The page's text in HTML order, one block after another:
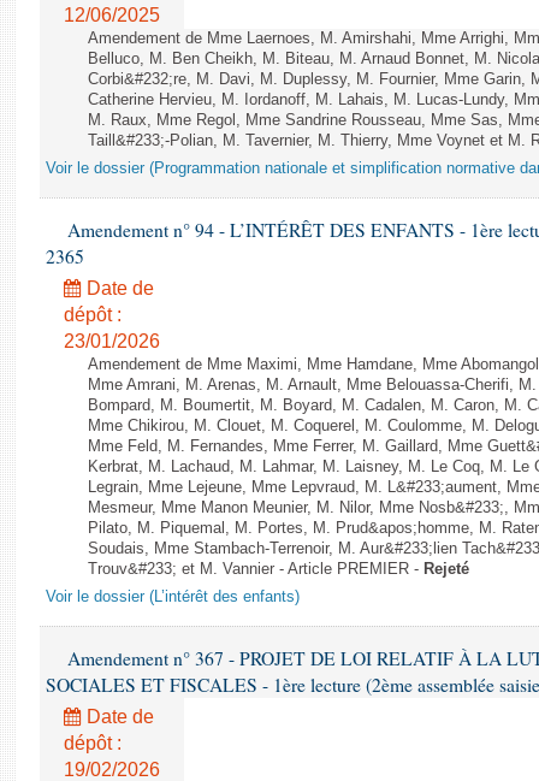
12/06/2025
Amendement de Mme Laernoes, M. Amirshahi, Mme Arrighi,
Belluco, M. Ben Cheikh, M. Biteau, M. Arnaud Bonnet, M.
Corbi&#232;re, M. Davi, M. Duplessy, M. Fournier, Mme Garin,
Catherine Hervieu, M. Iordanoff, M. Lahais, M. Lucas-Lundy,
M. Raux, Mme Regol, Mme Sandrine Rousseau, Mme Sas,
Taill&#233;-Polian, M. Tavernier, M. Thierry, Mme Voynet et M.
Voir le dossier (Programmation nationale et simplification normative
Amendement n° 94 - L’INTÉRÊT DES ENFANTS - 1ère
2365
Date de
dépôt :
23/01/2026
Amendement de Mme Maximi, Mme Hamdane, Mme
Mme Amrani, M. Arenas, M. Arnault, Mme Belouassa-Cherifi,
Bompard, M. Boumertit, M. Boyard, M. Cadalen, M. Caron, M.
Mme Chikirou, M. Clouet, M. Coquerel, M. Coulomme, M.
Mme Feld, M. Fernandes, Mme Ferrer, M. Gaillard, Mme
Kerbrat, M. Lachaud, M. Lahmar, M. Laisney, M. Le Coq, M. Le
Legrain, Mme Lejeune, Mme Lepvraud, M. L&#233;aument,
Mesmeur, Mme Manon Meunier, M. Nilor, Mme Nosb&#233;,
Pilato, M. Piquemal, M. Portes, M. Prud&apos;homme, M.
Soudais, Mme Stambach-Terrenoir, M. Aur&#233;lien
Trouv&#233; et M. Vannier - Article PREMIER - Rejeté
Voir le dossier (L’intérêt des enfants)
Amendement n° 367 - PROJET DE LOI RELATIF À LA
SOCIALES ET FISCALES - 1ère lecture (2ème assemblée
Date de
dépôt :
19/02/2026